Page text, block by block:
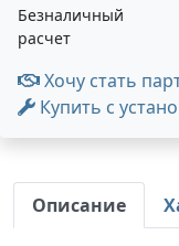
Безналичный
расчет
Хочу стать
Купить с
Описание